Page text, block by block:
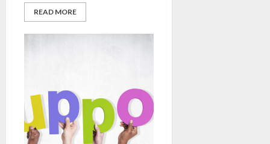
READ MORE